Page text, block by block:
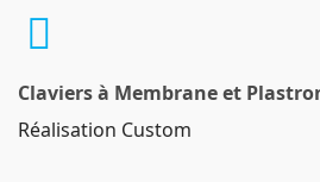
Claviers à Membrane et
Réalisation Custom